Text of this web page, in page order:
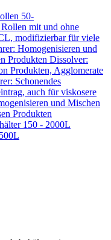
50-
mit und ohne
modifizierbar für viele
Homogenisieren und
Produkten Dissolver:
Produkten, Agglomerate
Schonendes
auch für viskosere
und Mischen
Produkten
150 - 2000L